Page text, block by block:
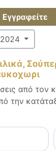
Εγγραφείτε
2024
από τον
την